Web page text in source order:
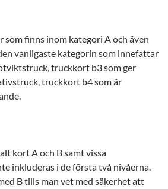
som finns inom kategori A och även
vanligaste kategorin som innefattar
truckkort b3 som ger
truckkort b4 som är
kort A och B samt vissa
inkluderas i de första två nivåerna.
B tills man vet med säkerhet att